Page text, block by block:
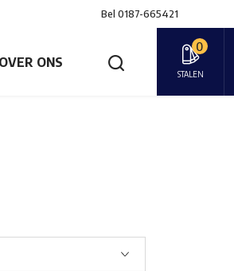
Bel 0187-665421
OVER ONS
0
STALEN